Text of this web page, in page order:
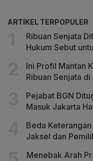
ARTIKEL TERPOPULER
Ribuan Senjata
Hukum Sebut
Ini Profil Mantan
Ribuan Senjata
Pejabat BGN
Masuk Jakarta
Beda
Jaksel dan
Menebak Arah